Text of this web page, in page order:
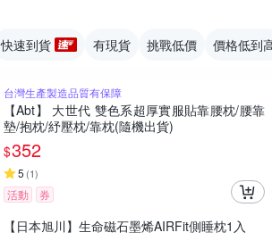
快速到貨 有現貨 挑戰低價 價格低到
台灣生產製造品質有保障
【Abt】 大世代 雙色系超厚實服貼靠腰枕/腰靠
墊/抱枕/紓壓枕/靠枕(隨機出貨)
$352
5 (1)
活動 券
【日本旭川】生命磁石墨烯AIRFit側睡枕1入